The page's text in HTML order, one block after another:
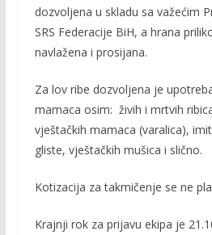
dozvoljena u skladu sa važećim
SRS Federacije BiH, a hrana
navlažena i prosijana.
Za lov ribe dozvoljena je
mamaca osim: živih i mrtvih
vještačkih mamaca (varalica),
gliste, vještačkih mušica i slično.
Kotizacija za takmičenje se ne
Krajnji rok za prijavu ekipa je